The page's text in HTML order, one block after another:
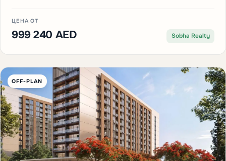
ЦЕНА ОТ
999 240 AED Sobha Realty
OFF-PLAN